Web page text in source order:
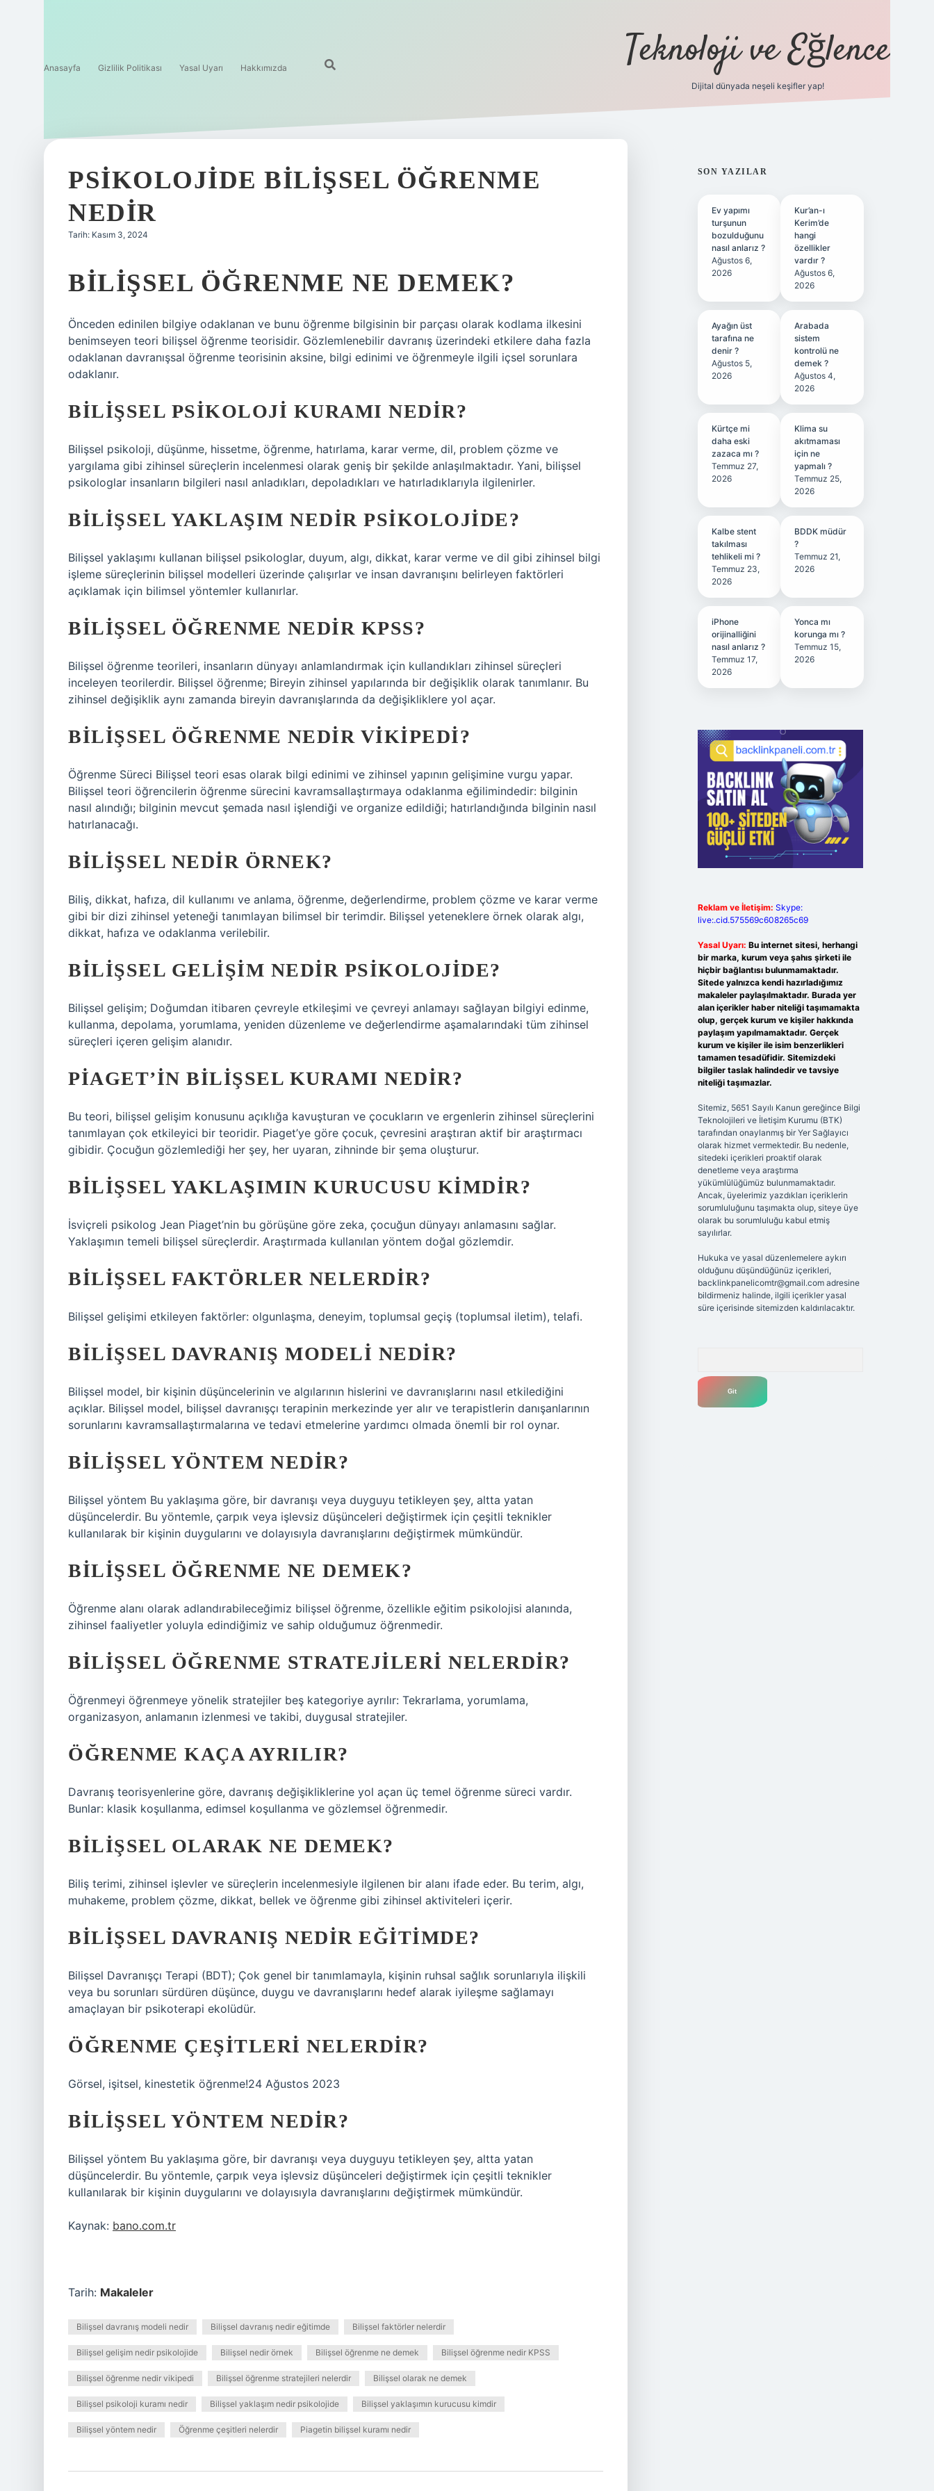
Anasayfa Gizlilik Politikası Yasal Uyarı Hakkımızda Teknoloji ve Eğlence
Dijital dünyada neşeli keşifler yap!
PSIKOLOJIDE BILIŞSEL ÖĞRENME
NEDIR
Tarih: Kasım 3, 2024
BILIŞSEL ÖĞRENME NE DEMEK?
Önceden edinilen bilgiye odaklanan ve bunu öğrenme bilgisinin bir parçası olarak kodlama ilkesini
benimseyen teori bilişsel öğrenme teorisidir. Gözlemlenebilir davranış üzerindeki etkilere daha fazla
odaklanan davranışsal öğrenme teorisinin aksine, bilgi edinimi ve öğrenmeyle ilgili içsel sorunlara
odaklanır.
BILIŞSEL PSIKOLOJI KURAMI NEDIR?
Bilişsel psikoloji, düşünme, hissetme, öğrenme, hatırlama, karar verme, dil, problem çözme ve
yargılama gibi zihinsel süreçlerin incelenmesi olarak geniş bir şekilde anlaşılmaktadır. Yani, bilişsel
psikologlar insanların bilgileri nasıl anladıkları, depoladıkları ve hatırladıklarıyla ilgilenirler.
BILIŞSEL YAKLAŞIM NEDIR PSIKOLOJIDE?
Bilişsel yaklaşımı kullanan bilişsel psikologlar, duyum, algı, dikkat, karar verme ve dil gibi zihinsel bilgi
işleme süreçlerinin bilişsel modelleri üzerinde çalışırlar ve insan davranışını belirleyen faktörleri
açıklamak için bilimsel yöntemler kullanırlar.
BILIŞSEL ÖĞRENME NEDIR KPSS?
Bilişsel öğrenme teorileri, insanların dünyayı anlamlandırmak için kullandıkları zihinsel süreçleri
inceleyen teorilerdir. Bilişsel öğrenme; Bireyin zihinsel yapılarında bir değişiklik olarak tanımlanır. Bu
zihinsel değişiklik aynı zamanda bireyin davranışlarında da değişikliklere yol açar.
BILIŞSEL ÖĞRENME NEDIR VIKIPEDI?
Öğrenme Süreci Bilişsel teori esas olarak bilgi edinimi ve zihinsel yapının gelişimine vurgu yapar.
Bilişsel teori öğrencilerin öğrenme sürecini kavramsallaştırmaya odaklanma eğilimindedir: bilginin
nasıl alındığı; bilginin mevcut şemada nasıl işlendiği ve organize edildiği; hatırlandığında bilginin nasıl
hatırlanacağı.
BILIŞSEL NEDIR ÖRNEK?
Biliş, dikkat, hafıza, dil kullanımı ve anlama, öğrenme, değerlendirme, problem çözme ve karar verme
gibi bir dizi zihinsel yeteneği tanımlayan bilimsel bir terimdir. Bilişsel yeteneklere örnek olarak algı,
dikkat, hafıza ve odaklanma verilebilir.
BILIŞSEL GELIŞIM NEDIR PSIKOLOJIDE?
Bilişsel gelişim; Doğumdan itibaren çevreyle etkileşimi ve çevreyi anlamayı sağlayan bilgiyi edinme,
kullanma, depolama, yorumlama, yeniden düzenleme ve değerlendirme aşamalarındaki tüm zihinsel
süreçleri içeren gelişim alanıdır.
PIAGET’IN BILIŞSEL KURAMI NEDIR?
Bu teori, bilişsel gelişim konusunu açıklığa kavuşturan ve çocukların ve ergenlerin zihinsel süreçlerini
tanımlayan çok etkileyici bir teoridir. Piaget’ye göre çocuk, çevresini araştıran aktif bir araştırmacı
gibidir. Çocuğun gözlemlediği her şey, her uyaran, zihninde bir şema oluşturur.
BILIŞSEL YAKLAŞIMIN KURUCUSU KIMDIR?
İsviçreli psikolog Jean Piaget’nin bu görüşüne göre zeka, çocuğun dünyayı anlamasını sağlar.
Yaklaşımın temeli bilişsel süreçlerdir. Araştırmada kullanılan yöntem doğal gözlemdir.
BILIŞSEL FAKTÖRLER NELERDIR?
Bilişsel gelişimi etkileyen faktörler: olgunlaşma, deneyim, toplumsal geçiş (toplumsal iletim), telafi.
BILIŞSEL DAVRANIŞ MODELI NEDIR?
Bilişsel model, bir kişinin düşüncelerinin ve algılarının hislerini ve davranışlarını nasıl etkilediğini
açıklar. Bilişsel model, bilişsel davranışçı terapinin merkezinde yer alır ve terapistlerin danışanlarının
sorunlarını kavramsallaştırmalarına ve tedavi etmelerine yardımcı olmada önemli bir rol oynar.
BILIŞSEL YÖNTEM NEDIR?
Bilişsel yöntem Bu yaklaşıma göre, bir davranışı veya duyguyu tetikleyen şey, altta yatan
düşüncelerdir. Bu yöntemle, çarpık veya işlevsiz düşünceleri değiştirmek için çeşitli teknikler
kullanılarak bir kişinin duygularını ve dolayısıyla davranışlarını değiştirmek mümkündür.
BILIŞSEL ÖĞRENME NE DEMEK?
Öğrenme alanı olarak adlandırabileceğimiz bilişsel öğrenme, özellikle eğitim psikolojisi alanında,
zihinsel faaliyetler yoluyla edindiğimiz ve sahip olduğumuz öğrenmedir.
BILIŞSEL ÖĞRENME STRATEJILERI NELERDIR?
Öğrenmeyi öğrenmeye yönelik stratejiler beş kategoriye ayrılır: Tekrarlama, yorumlama,
organizasyon, anlamanın izlenmesi ve takibi, duygusal stratejiler.
ÖĞRENME KAÇA AYRILIR?
Davranış teorisyenlerine göre, davranış değişikliklerine yol açan üç temel öğrenme süreci vardır.
Bunlar: klasik koşullanma, edimsel koşullanma ve gözlemsel öğrenmedir.
BILIŞSEL OLARAK NE DEMEK?
Biliş terimi, zihinsel işlevler ve süreçlerin incelenmesiyle ilgilenen bir alanı ifade eder. Bu terim, algı,
muhakeme, problem çözme, dikkat, bellek ve öğrenme gibi zihinsel aktiviteleri içerir.
BILIŞSEL DAVRANIŞ NEDIR EĞITIMDE?
Bilişsel Davranışçı Terapi (BDT); Çok genel bir tanımlamayla, kişinin ruhsal sağlık sorunlarıyla ilişkili
veya bu sorunları sürdüren düşünce, duygu ve davranışlarını hedef alarak iyileşme sağlamayı
amaçlayan bir psikoterapi ekolüdür.
ÖĞRENME ÇEŞITLERI NELERDIR?
Görsel, işitsel, kinestetik öğrenme!24 Ağustos 2023
BILIŞSEL YÖNTEM NEDIR?
Bilişsel yöntem Bu yaklaşıma göre, bir davranışı veya duyguyu tetikleyen şey, altta yatan
düşüncelerdir. Bu yöntemle, çarpık veya işlevsiz düşünceleri değiştirmek için çeşitli teknikler
kullanılarak bir kişinin duygularını ve dolayısıyla davranışlarını değiştirmek mümkündür.
Kaynak: bano.com.tr
Tarih: Makaleler
Bilişsel davranış modeli nedir Bilişsel davranış nedir eğitimde Bilişsel faktörler nelerdir
Bilişsel gelişim nedir psikolojide Bilişsel nedir örnek Bilişsel öğrenme ne demek Bilişsel öğrenme nedir KPSS
Bilişsel öğrenme nedir vikipedi Bilişsel öğrenme stratejileri nelerdir Bilişsel olarak ne demek
Bilişsel psikoloji kuramı nedir Bilişsel yaklaşım nedir psikolojide Bilişsel yaklaşımın kurucusu kimdir
Bilişsel yöntem nedir Öğrenme çeşitleri nelerdir Piagetin bilişsel kuramı nedir
SIDEBAR
SON YAZILAR
Ev yapımı
turşunun
bozulduğunu
nasıl anlarız ?
Ağustos 6,
2026
Kur’an-ı
Kerim’de
hangi
özellikler
vardır ?
Ağustos 6,
2026
Ayağın üst
tarafına ne
denir ?
Ağustos 5,
2026
Arabada
sistem
kontrolü ne
demek ?
Ağustos 4,
2026
Kürtçe mi
daha eski
zazaca mı ?
Temmuz 27,
2026
Klima su
akıtmaması
için ne
yapmalı ?
Temmuz 25,
2026
Kalbe stent
takılması
tehlikeli mi ?
Temmuz 23,
2026
BDDK müdür
?
Temmuz 21,
2026
iPhone
orijinalliğini
nasıl anlarız ?
Temmuz 17,
2026
Yonca mı
korunga mı ?
Temmuz 15,
2026
Reklam ve İletişim: Skype:
live:.cid.575569c608265c69
Yasal Uyarı: Bu internet sitesi, herhangi
bir marka, kurum veya şahıs şirketi ile
hiçbir bağlantısı bulunmamaktadır.
Sitede yalnızca kendi hazırladığımız
makaleler paylaşılmaktadır. Burada yer
alan içerikler haber niteliği taşımamakta
olup, gerçek kurum ve kişiler hakkında
paylaşım yapılmamaktadır. Gerçek
kurum ve kişiler ile isim benzerlikleri
tamamen tesadüfidir. Sitemizdeki
bilgiler taslak halindedir ve tavsiye
niteliği taşımazlar.
Sitemiz, 5651 Sayılı Kanun gereğince Bilgi
Teknolojileri ve İletişim Kurumu (BTK)
tarafından onaylanmış bir Yer Sağlayıcı
olarak hizmet vermektedir. Bu nedenle,
sitedeki içerikleri proaktif olarak
denetleme veya araştırma
yükümlülüğümüz bulunmamaktadır.
Ancak, üyelerimiz yazdıkları içeriklerin
sorumluluğunu taşımakta olup, siteye üye
olarak bu sorumluluğu kabul etmiş
sayılırlar.
Hukuka ve yasal düzenlemelere aykırı
olduğunu düşündüğünüz içerikleri,
backlinkpanelicomtr@gmail.comadresine
bildirmeniz halinde, ilgili içerikler yasal
süre içerisinde sitemizden kaldırılacaktır.